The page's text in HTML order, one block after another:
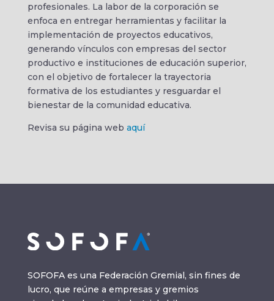
profesionales. La labor de la corporación se
enfoca en entregar herramientas y facilitar la
implementación de proyectos educativos,
generando vínculos con empresas del sector
productivo e instituciones de educación superior,
con el objetivo de fortalecer la trayectoria
formativa de los estudiantes y resguardar el
bienestar de la comunidad educativa.
Revisa su página web aquí
SOFOFA es una Federación Gremial, sin fines de
lucro, que reúne a empresas y gremios